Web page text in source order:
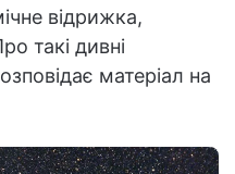
відрижка,
такі дивні
матеріал на